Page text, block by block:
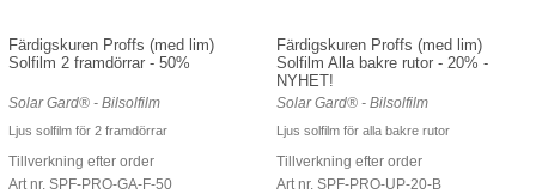
Färdigskuren Proffs (med lim)
Solfilm 2 framdörrar - 50%
Solar Gard® - Bilsolfilm
Ljus solfilm för 2 framdörrar
Tillverkning efter order
Art nr. SPF-PRO-GA-F-50
Färdigskuren Proffs (med lim)
Solfilm Alla bakre rutor - 20% -
NYHET!
Solar Gard® - Bilsolfilm
Ljus solfilm för alla bakre rutor
Tillverkning efter order
Art nr. SPF-PRO-UP-20-B